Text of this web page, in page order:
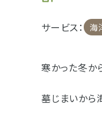
- スタッフブログ
サービス：
海
寒かった冬か
墓じまいから